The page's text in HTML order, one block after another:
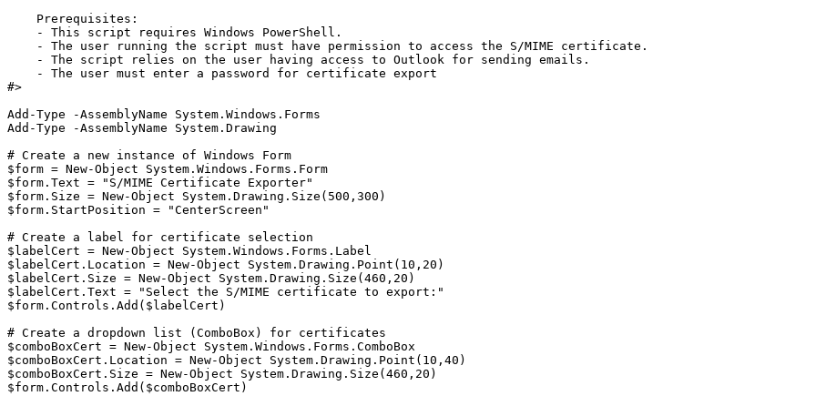
    Prerequisites:
    - This script requires Windows PowerShell.
    - The user running the script must have permission to access the S/MIME certificate.
    - The script relies on the user having access to Outlook for sending emails.
    - The user must enter a password for certificate export
#>
Add-Type -AssemblyName System.Windows.Forms
Add-Type -AssemblyName System.Drawing
# Create a new instance of Windows Form
$form = New-Object System.Windows.Forms.Form
$form.Text = "S/MIME Certificate Exporter"
$form.Size = New-Object System.Drawing.Size(500,300)
$form.StartPosition = "CenterScreen"
# Create a label for certificate selection
$labelCert = New-Object System.Windows.Forms.Label
$labelCert.Location = New-Object System.Drawing.Point(10,20)
$labelCert.Size = New-Object System.Drawing.Size(460,20)
$labelCert.Text = "Select the S/MIME certificate to export:"
$form.Controls.Add($labelCert)
# Create a dropdown list (ComboBox) for certificates
$comboBoxCert = New-Object System.Windows.Forms.ComboBox
$comboBoxCert.Location = New-Object System.Drawing.Point(10,40)
$comboBoxCert.Size = New-Object System.Drawing.Size(460,20)
$form.Controls.Add($comboBoxCert)